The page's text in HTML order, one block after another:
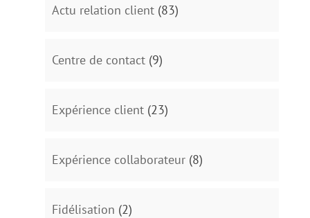
Actu relation client(83)
Centre de contact(9)
Expérience client(23)
Expérience collaborateur(8)
Fidélisation (2)